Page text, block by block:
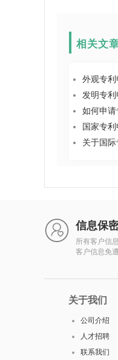
相关文
外观专利
发明专
如何申请
国家专
关于国
信息保
所有客户信
客户信息免
关于我们
公司介绍
人才招聘
联系我们